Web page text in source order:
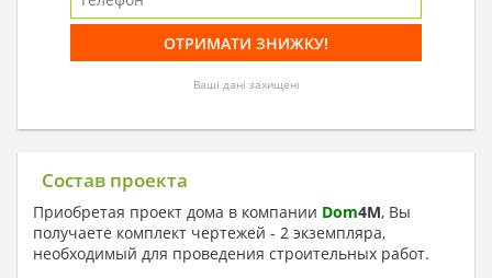
Ваші дані захищені
Состав проекта
Приобретая проект дома в компании Dom4M, Вы
получаете комплект чертежей - 2 экземпляра,
необходимый для проведения строительных работ.